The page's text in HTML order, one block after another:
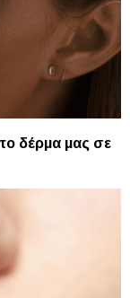
δέρμα μας σε